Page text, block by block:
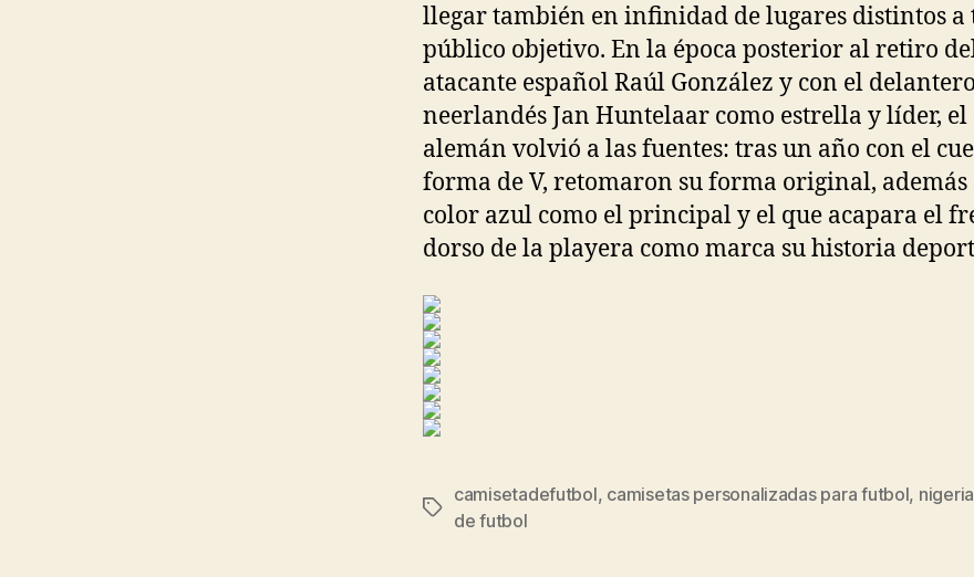
llegar también en infinidad de lugares distintos a
público objetivo. En la época posterior al retiro
atacante español Raúl González y con el delantero
neerlandés Jan Huntelaar como estrella y líder, el
alemán volvió a las fuentes: tras un año con el
forma de V, retomaron su forma original, además
color azul como el principal y el que acapara el
dorso de la playera como marca su historia
Etiquetas
camisetadefutbol, camisetas personalizadas para futbol,
de futbol